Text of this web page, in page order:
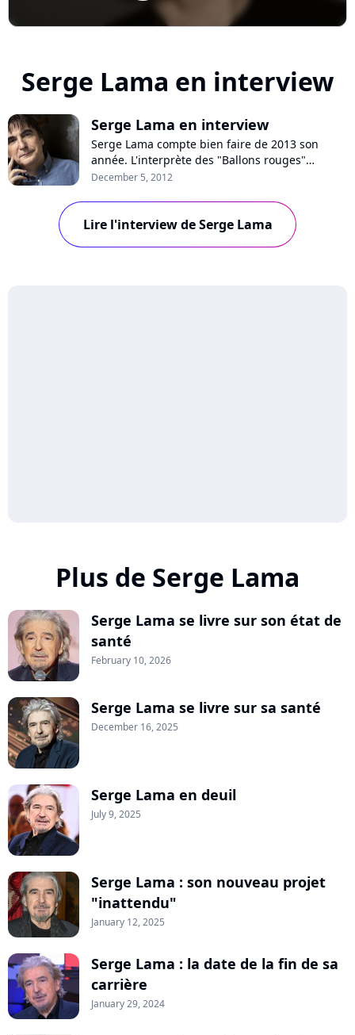
Serge Lama en interview
Serge Lama en interview
Serge Lama compte bien faire de 2013 son
année. L'interprète des "Ballons rouges"
prépare une tournée qui fera escale à l'Olympia
avec ses fidèles ses cinquante ans de carrière.
Pour s'y préparer, le chanteur nous propose
cette semaine un nouveau best-of, i...
December 5, 2012
Lire l'interview de Serge Lama
Plus de Serge Lama
Serge Lama se livre sur son état de
santé
February 10, 2026
Serge Lama se livre sur sa santé
December 16, 2025
Serge Lama en deuil
July 9, 2025
Serge Lama : son nouveau projet
"inattendu"
January 12, 2025
Serge Lama : la date de la fin de sa
carrière
January 29, 2024